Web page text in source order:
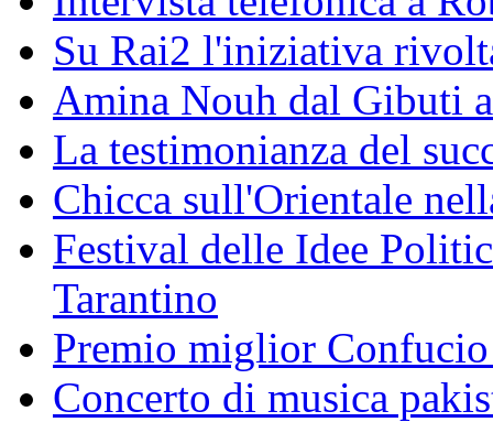
Su Rai2 l'iniziativa
Amina Nouh dal Gibuti
La testimonianza del
Chicca sull'Orientale
Festival delle Idee
Tarantino
Premio miglior
Concerto di musica